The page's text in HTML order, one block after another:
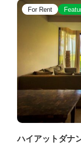
For Rent
ハイアットダナ